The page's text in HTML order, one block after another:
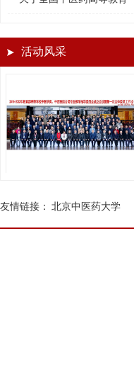
活动风采
友情链接： 北京中医药大学